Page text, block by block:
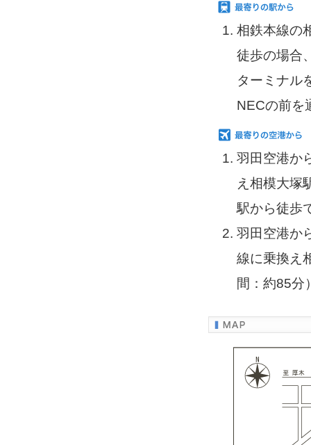
相鉄本線の
徒歩の場合
ターミナル
NECの前を
羽田空港か
え相模大塚
駅から徒歩
羽田空港か
線に乗換え
間：約85分